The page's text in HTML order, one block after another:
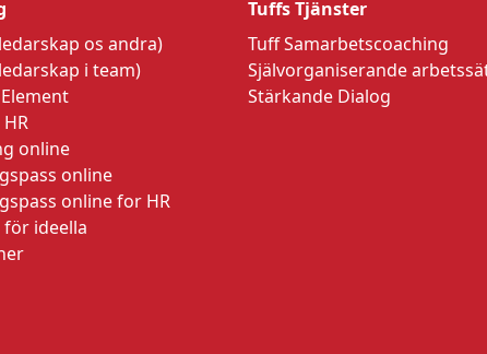
os andra)
i team)
online
online
online for HR
för ideella
Tuffs Tjänster
Tuff Samarbetscoaching
Självorganiserande
Stärkande Dialog